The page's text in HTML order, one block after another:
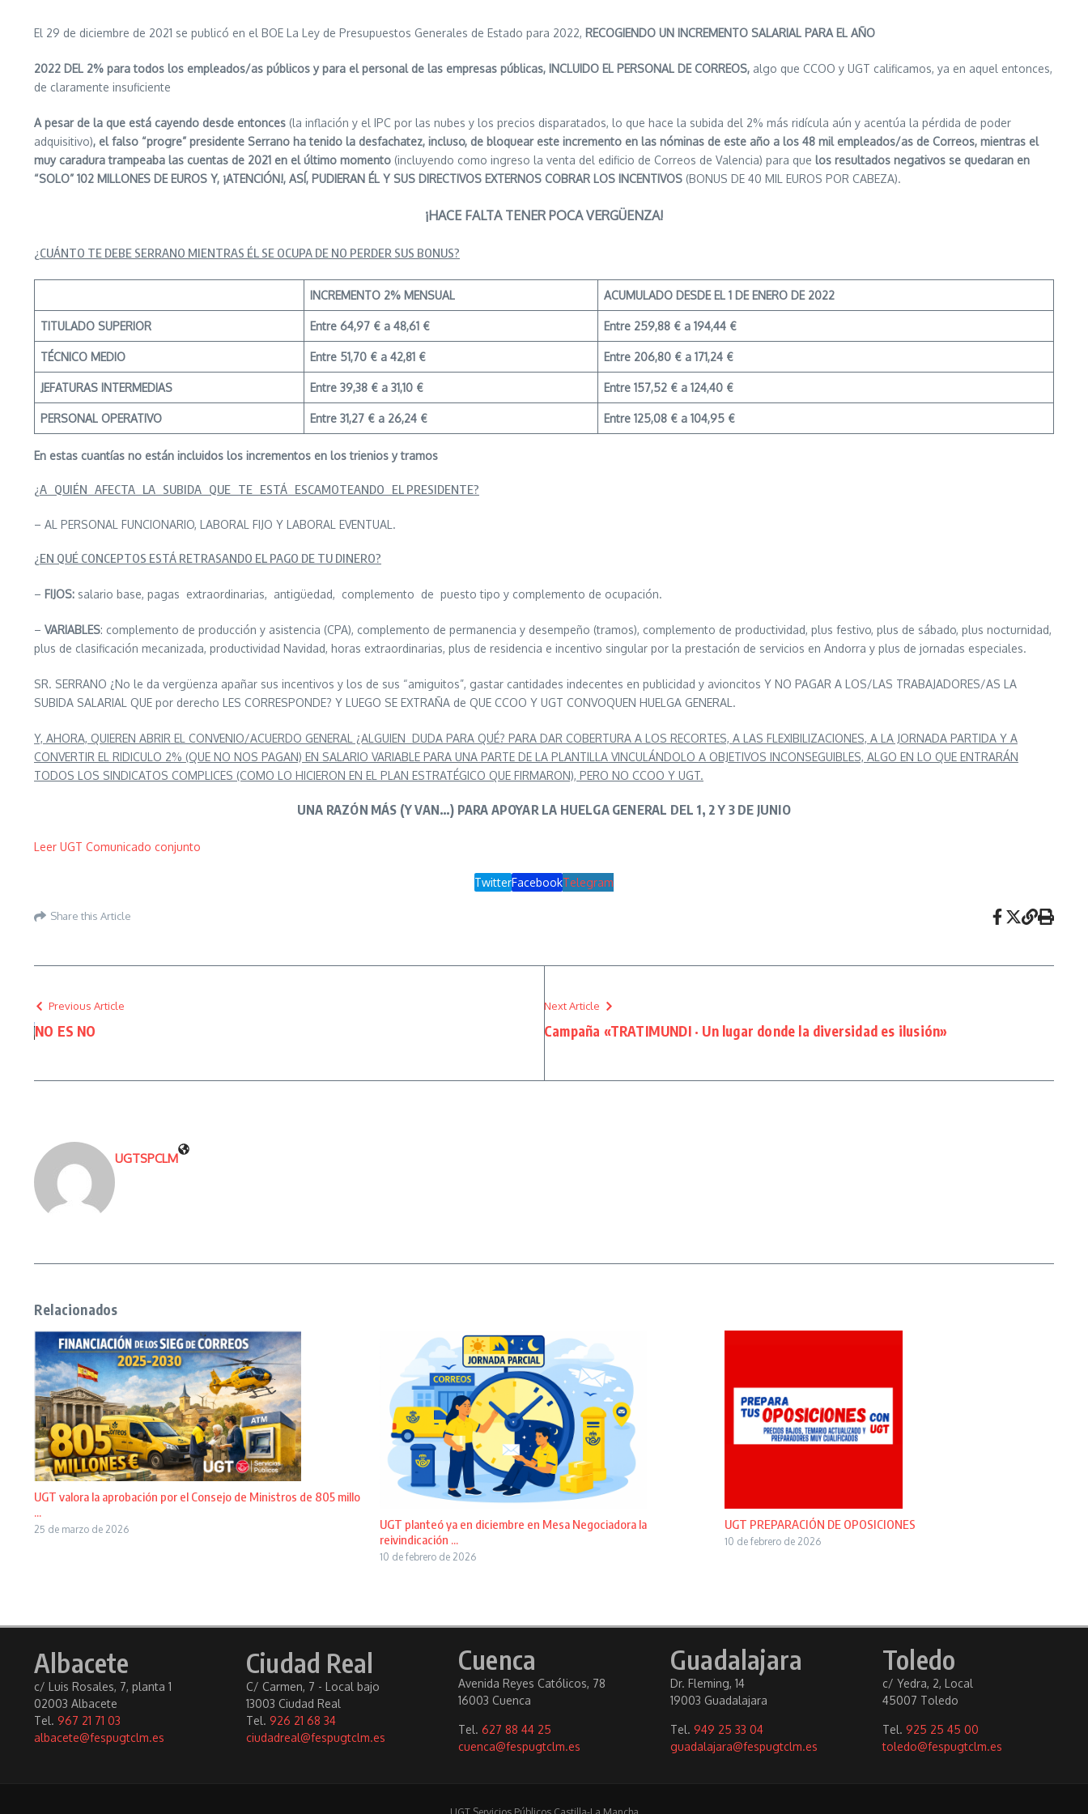
El 29 de diciembre de 2021 se publicó en el BOE La Ley de Presupuestos Generales de Estado para 2022, RECOGIENDO UN INCREMENTO SALARIAL PARA EL AÑO
2022 DEL 2% para todos los empleados/as públicos y para el personal de las empresas públicas, INCLUIDO EL PERSONAL DE CORREOS, algo que CCOO y UGT calificamos, ya en aquel entonces,
de claramente insuficiente
A pesar de la que está cayendo desde entonces (la inflación y el IPC por las nubes y los precios disparatados, lo que hace la subida del 2% más ridícula aún y acentúa la pérdida de poder
adquisitivo), el falso “progre” presidente Serrano ha tenido la desfachatez, incluso, de bloquear este incremento en las nóminas de este año a los 48 mil empleados/as de Correos, mientras el
muy caradura trampeaba las cuentas de 2021 en el último momento (incluyendo como ingreso la venta del edificio de Correos de Valencia) para que los resultados negativos se quedaran en
“SOLO” 102 MILLONES DE EUROS Y, ¡ATENCIÓN!, ASÍ, PUDIERAN ÉL Y SUS DIRECTIVOS EXTERNOS COBRAR LOS INCENTIVOS (BONUS DE 40 MIL EUROS POR CABEZA).
¡HACE FALTA TENER POCA VERGÜENZA!
¿CUÁNTO TE DEBE SERRANO MIENTRAS ÉL SE OCUPA DE NO PERDER SUS BONUS?
INCREMENTO 2% MENSUAL ACUMULADO DESDE EL 1 DE ENERO DE 2022
TITULADO SUPERIOR Entre 64,97 € a 48,61 € Entre 259,88 € a 194,44 €
TÉCNICO MEDIO Entre 51,70 € a 42,81 € Entre 206,80 € a 171,24 €
JEFATURAS INTERMEDIAS Entre 39,38 € a 31,10 € Entre 157,52 € a 124,40 €
PERSONAL OPERATIVO Entre 31,27 € a 26,24 € Entre 125,08 € a 104,95 €
En estas cuantías no están incluidos los incrementos en los trienios y tramos
¿A QUIÉN AFECTA LA SUBIDA QUE TE ESTÁ ESCAMOTEANDO EL PRESIDENTE?
– AL PERSONAL FUNCIONARIO, LABORAL FIJO Y LABORAL EVENTUAL.
¿EN QUÉ CONCEPTOS ESTÁ RETRASANDO EL PAGO DE TU DINERO?
– FIJOS: salario base, pagas extraordinarias, antigüedad, complemento de puesto tipo y complemento de ocupación.
– VARIABLES: complemento de producción y asistencia (CPA), complemento de permanencia y desempeño (tramos), complemento de productividad, plus festivo, plus de sábado, plus nocturnidad,
plus de clasificación mecanizada, productividad Navidad, horas extraordinarias, plus de residencia e incentivo singular por la prestación de servicios en Andorra y plus de jornadas especiales.
SR. SERRANO ¿No le da vergüenza apañar sus incentivos y los de sus “amiguitos”, gastar cantidades indecentes en publicidad y avioncitos Y NO PAGAR A LOS/LAS TRABAJADORES/AS LA
SUBIDA SALARIAL QUE por derecho LES CORRESPONDE? Y LUEGO SE EXTRAÑA de QUE CCOO Y UGT CONVOQUEN HUELGA GENERAL.
Y, AHORA, QUIEREN ABRIR EL CONVENIO/ACUERDO GENERAL ¿ALGUIEN DUDA PARA QUÉ? PARA DAR COBERTURA A LOS RECORTES, A LAS FLEXIBILIZACIONES, A LA JORNADA PARTIDA Y A
CONVERTIR EL RIDICULO 2% (QUE NO NOS PAGAN) EN SALARIO VARIABLE PARA UNA PARTE DE LA PLANTILLA VINCULÁNDOLO A OBJETIVOS INCONSEGUIBLES, ALGO EN LO QUE ENTRARÁN
TODOS LOS SINDICATOS COMPLICES (COMO LO HICIERON EN EL PLAN ESTRATÉGICO QUE FIRMARON), PERO NO CCOO Y UGT.
UNA RAZÓN MÁS (Y VAN…) PARA APOYAR LA HUELGA GENERAL DEL 1, 2 Y 3 DE JUNIO
Leer UGT Comunicado conjunto
TwitterFacebookTelegram
Share this Article
Previous Article
NO ES NO
Next Article
Campaña «TRATIMUNDI · Un lugar donde la diversidad es ilusión»
UGTSPCLM
Relacionados
UGT valora la aprobación por el Consejo de Ministros de 805 millo
...
25 de marzo de 2026
UGT planteó ya en diciembre en Mesa Negociadora la
reivindicación ...
10 de febrero de 2026
UGT PREPARACIÓN DE OPOSICIONES
10 de febrero de 2026
Albacete
c/ Luis Rosales, 7, planta 1
02003 Albacete
Tel. 967 21 71 03
albacete@fespugtclm.es
Ciudad Real
C/ Carmen, 7 - Local bajo
13003 Ciudad Real
Tel. 926 21 68 34
ciudadreal@fespugtclm.es
Cuenca
Avenida Reyes Católicos, 78
16003 Cuenca
Tel. 627 88 44 25
cuenca@fespugtclm.es
Guadalajara
Dr. Fleming, 14
19003 Guadalajara
Tel. 949 25 33 04
guadalajara@fespugtclm.es
Toledo
c/ Yedra, 2, Local
45007 Toledo
Tel. 925 25 45 00
toledo@fespugtclm.es
UGT Servicios Públicos Castilla-La Mancha